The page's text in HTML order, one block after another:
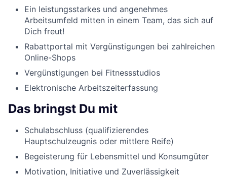
Ein leistungsstarkes und angenehmes
Arbeitsumfeld mitten in einem Team, das sich auf
Dich freut!
Rabattportal mit Vergünstigungen bei zahlreichen
Online-Shops
Vergünstigungen bei Fitnessstudios
Elektronische Arbeitszeiterfassung
Das bringst Du mit
Schulabschluss (qualifizierendes
Hauptschulzeugnis oder mittlere Reife)
Begeisterung für Lebensmittel und Konsumgüter
Motivation, Initiative und Zuverlässigkeit